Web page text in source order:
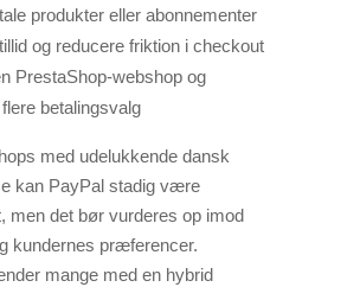
produkter eller abonnementer
og reducere friktion i checkout
PrestaShop-webshop og
betalingsvalg
med udelukkende dansk
kan PayPal stadig være
men det bør vurderes op imod
kundernes præferencer.
mange med en hybrid